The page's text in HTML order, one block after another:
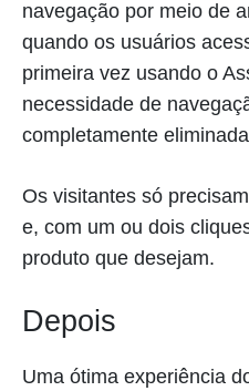
navegação por meio de
quando os usuários
primeira vez usando o
necessidade de
completamente
Os visitantes só
e, com um ou dois
produto que desejam.
Depois
Uma ótima experiência